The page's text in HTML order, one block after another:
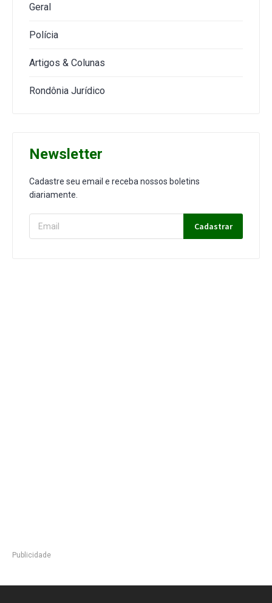
Geral
Polícia
Artigos & Colunas
Rondônia Jurídico
Newsletter
Cadastre seu email e receba nossos boletins
diariamente.
Cadastrar
Publicidade